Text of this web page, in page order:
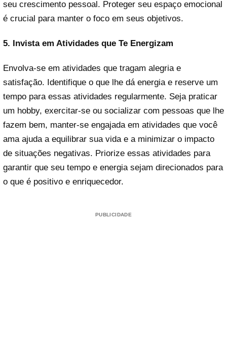
seu crescimento pessoal. Proteger seu espaço emocional
é crucial para manter o foco em seus objetivos.
5. Invista em Atividades que Te Energizam
Envolva-se em atividades que tragam alegria e
satisfação. Identifique o que lhe dá energia e reserve um
tempo para essas atividades regularmente. Seja praticar
um hobby, exercitar-se ou socializar com pessoas que lhe
fazem bem, manter-se engajada em atividades que você
ama ajuda a equilibrar sua vida e a minimizar o impacto
de situações negativas. Priorize essas atividades para
garantir que seu tempo e energia sejam direcionados para
o que é positivo e enriquecedor.
PUBLICIDADE